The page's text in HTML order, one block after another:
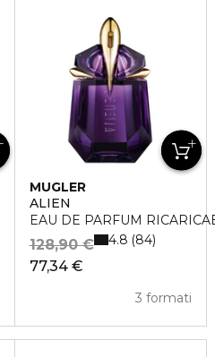
MUGLER
ALIEN
EAU DE PARFUM
77,34 €
128,90 €
3 formati
4.8 84